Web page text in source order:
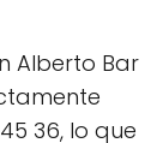
Alberto Bar
36, lo que